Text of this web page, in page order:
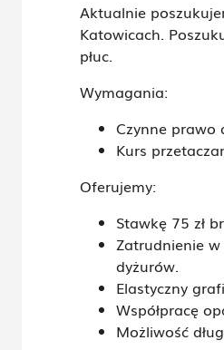
Aktualnie
Katowicach.
płuc.
Wymagania:
Czynne prawo
Kurs
Oferujemy:
Stawkę 75 zł
Zatrudnienie
dyżurów.
Elastyczny
Współpracę
Możliwość